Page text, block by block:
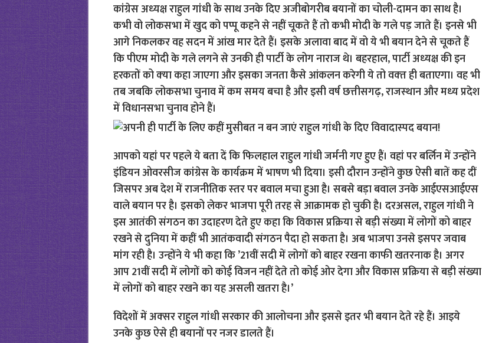
कांग्रेस अध्‍यक्ष राहुल गांधी के साथ उनके दिए अजीबोगरीब बयानों का चोली-दामन का साथ है।
कभी वो लोकसभा में खुद को पप्‍पू कहने से नहीं चूकते हैं तो कभी मोदी के गले पड़ जाते हैं। इनसे भी
आगे निकलकर वह सदन में आंख मार देते हैं। इसके अलावा बाद में वो ये भी बयान देने से चूकते हैं
कि पीएम मोदी के गले लगने से उनकी ही पार्टी के लोग नाराज थे। बहरहाल, पार्टी अध्‍यक्ष की इन
हरकतों को क्‍या कहा जाएगा और इसका जनता कैसे आंकलन करेगी ये तो वक्‍त ही बताएगा। वह भी
तब जबकि लोकसभा चुनाव में कम समय बचा है और इसी वर्ष छत्तीसगढ़, राजस्‍थान और मध्‍य प्रदेश
में विधानसभा चुनाव होने हैं।
आपको यहां पर पहले ये बता दें कि फिलहाल राहुल गांधी जर्मनी गए हुए हैं। वहां पर बर्लिन में उन्‍होंने
इंडियन ओवरसीज कांग्रेस के कार्यक्रम में भाषण भी दिया। इसी दौरान उन्‍होंने कुछ ऐसी बातें कह दीं
जिसपर अब देश में राजनीतिक स्‍तर पर बवाल मचा हुआ है। सबसे बड़ा बवाल उनके आईएसआईएस
वाले बयान पर है। इसको लेकर भाजपा पूरी तरह से आक्रामक हो चुकी है। दरअसल, राहुल गांधी ने
इस आतंकी संगठन का उदाहरण देते हुए कहा कि विकास प्रक्रिया से बड़ी संख्या में लोगों को बाहर
रखने से दुनिया में कहीं भी आतंकवादी संगठन पैदा हो सकता है। अब भाजपा उनसे इसपर जवाब
मांग रही है। उन्‍होंने ये भी कहा कि ’21वीं सदी में लोगों को बाहर रखना काफी खतरनाक है। अगर
आप 21वीं सदी में लोगों को कोई विजन नहीं देते तो कोई ओर देगा और विकास प्रक्रिया से बड़ी संख्या
में लोगों को बाहर रखने का यह असली खतरा है।’
विदेशों में अक्‍सर राहुल गांधी सरकार की आलोचना और इससे इतर भी बयान देते रहे हैं। आइये
उनके कुछ ऐसे ही बयानों पर नजर डालते हैं।